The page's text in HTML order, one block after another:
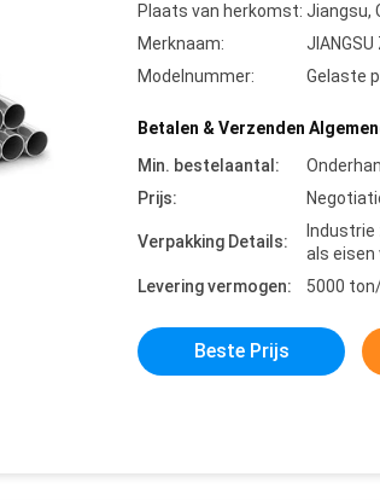
Plaats van herkomst: Jiangsu,
Merknaam:
JIANGSU
Modelnummer:
Gelaste
Betalen & Verzenden
Min. bestelaantal:
Prijs:
Verpakking Details:
als eisen
Levering vermogen:
5000
Beste Prijs